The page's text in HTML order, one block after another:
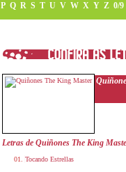
P Q R S T U V W X Y Z 0/9
Letras de Quiñones The King
Tocando Estrellas